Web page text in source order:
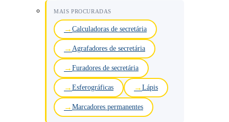
MAIS PROCURADAS
Calculadoras de secretária
Agrafadores de secretária
Furadores de secretária
Esferográficas Lápis
Marcadores permanentes